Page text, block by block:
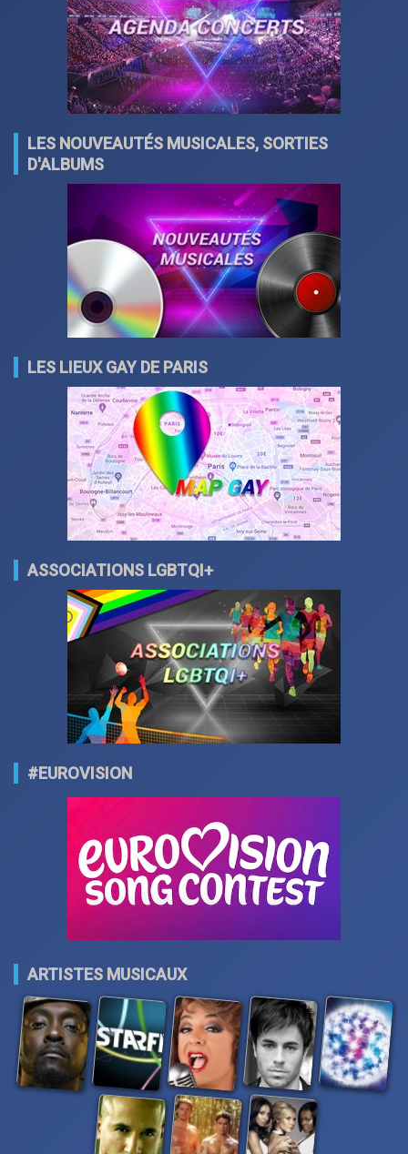
LES NOUVEAUTÉS MUSICALES, SORTIES
D'ALBUMS
LES LIEUX GAY DE PARIS
ASSOCIATIONS LGBTQI+
#EUROVISION
ARTISTES MUSICAUX